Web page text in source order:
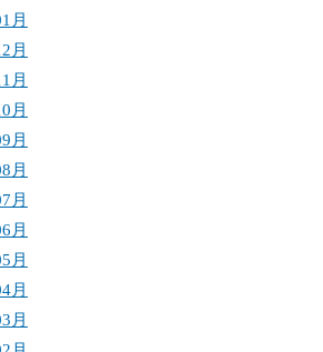
月
月
月
月
月
月
月
月
月
月
月